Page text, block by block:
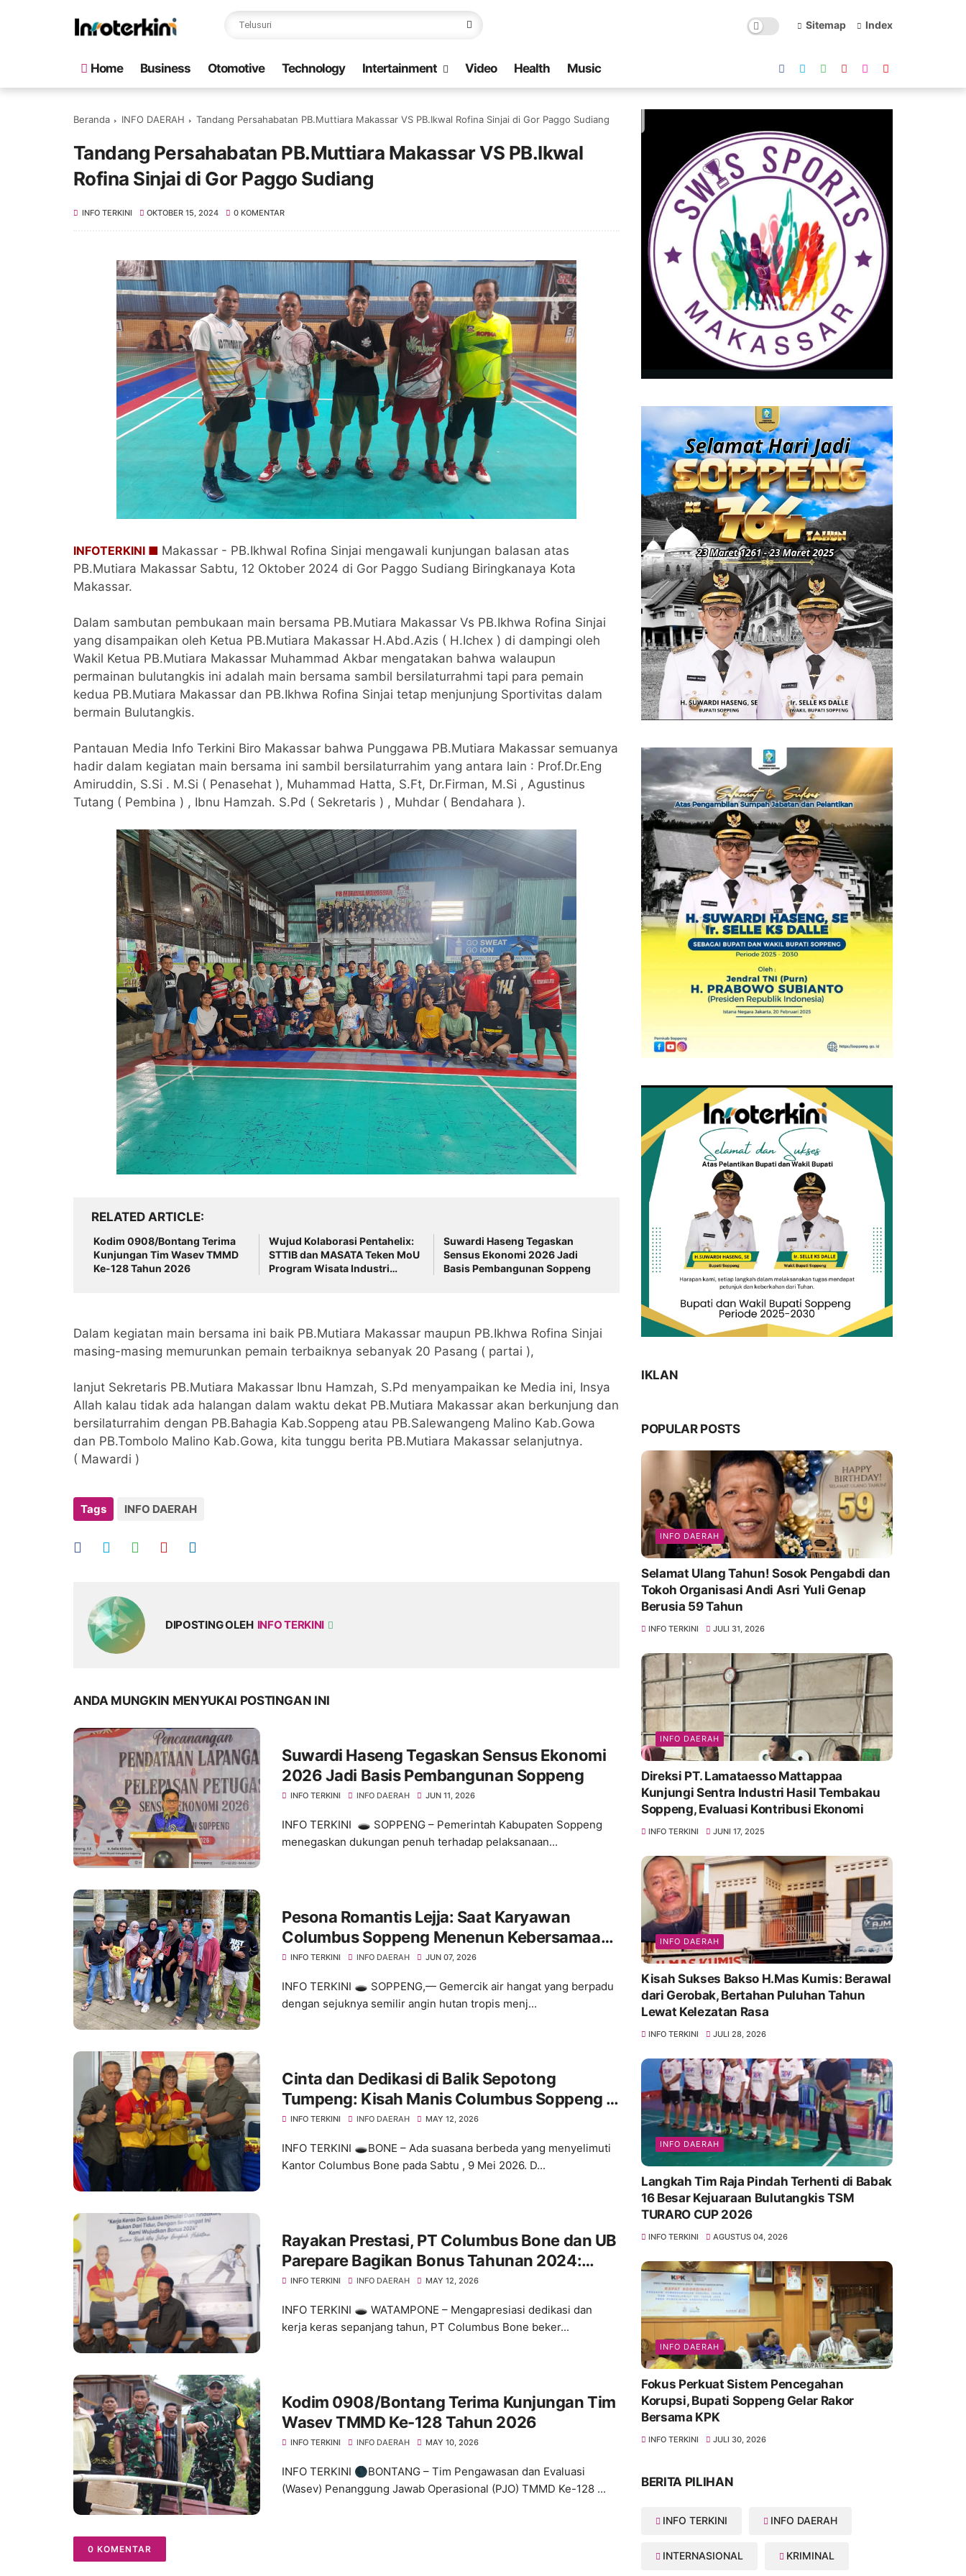
Sitemap Index
Home Business Otomotive Technology Intertainment Video Health Music
Beranda INFO DAERAH Tandang Persahabatan PB.Muttiara Makassar VS PB.Ikwal Rofina Sinjai di Gor Paggo Sudiang
Tandang Persahabatan PB.Muttiara Makassar VS PB.Ikwal
Rofina Sinjai di Gor Paggo Sudiang
INFO TERKINI OKTOBER 15, 2024 0 KOMENTAR
INFOTERKINI ■ Makassar - PB.Ikhwal Rofina Sinjai mengawali kunjungan balasan atas
PB.Mutiara Makassar Sabtu, 12 Oktober 2024 di Gor Paggo Sudiang Biringkanaya Kota
Makassar.
Dalam sambutan pembukaan main bersama PB.Mutiara Makassar Vs PB.Ikhwa Rofina Sinjai
yang disampaikan oleh Ketua PB.Mutiara Makassar H.Abd.Azis ( H.Ichex ) di dampingi oleh
Wakil Ketua PB.Mutiara Makassar Muhammad Akbar mengatakan bahwa walaupun
permainan bulutangkis ini adalah main bersama sambil bersilaturrahmi tapi para pemain
kedua PB.Mutiara Makassar dan PB.Ikhwa Rofina Sinjai tetap menjunjung Sportivitas dalam
bermain Bulutangkis.
Pantauan Media Info Terkini Biro Makassar bahwa Punggawa PB.Mutiara Makassar semuanya
hadir dalam kegiatan main bersama ini sambil bersilaturrahim yang antara lain : Prof.Dr.Eng
Amiruddin, S.Si . M.Si ( Penasehat ), Muhammad Hatta, S.Ft, Dr.Firman, M.Si , Agustinus
Tutang ( Pembina ) , Ibnu Hamzah. S.Pd ( Sekretaris ) , Muhdar ( Bendahara ).
RELATED ARTICLE
Kodim 0908/Bontang Terima
Kunjungan Tim Wasev TMMD
Ke-128 Tahun 2026
Wujud Kolaborasi Pentahelix:
STTIB dan MASATA Teken MoU
Program Wisata Industri
Suwardi Haseng Tegaskan
Sensus Ekonomi 2026 Jadi
Basis Pembangunan Soppeng
Dalam kegiatan main bersama ini baik PB.Mutiara Makassar maupun PB.Ikhwa Rofina Sinjai
masing-masing memurunkan pemain terbaiknya sebanyak 20 Pasang ( partai ),
lanjut Sekretaris PB.Mutiara Makassar Ibnu Hamzah, S.Pd menyampaikan ke Media ini, Insya
Allah kalau tidak ada halangan dalam waktu dekat PB.Mutiara Makassar akan berkunjung dan
bersilaturrahim dengan PB.Bahagia Kab.Soppeng atau PB.Salewangeng Malino Kab.Gowa
dan PB.Tombolo Malino Kab.Gowa, kita tunggu berita PB.Mutiara Makassar selanjutnya.
( Mawardi )
Tags INFO DAERAH
DIPOSTING OLEH INFO TERKINI
ANDA MUNGKIN MENYUKAI POSTINGAN INI
Suwardi Haseng Tegaskan Sensus Ekonomi
2026 Jadi Basis Pembangunan Soppeng
INFO TERKINI INFO DAERAH JUN 11, 2026
INFO TERKINI 🕳️ SOPPENG – Pemerintah Kabupaten Soppeng
menegaskan dukungan penuh terhadap pelaksanaan...
Pesona Romantis Lejja: Saat Karyawan
Columbus Soppeng Menenun Kebersamaan
di Tengah Hangatnya Sumber Mata Air
INFO TERKINI INFO DAERAH JUN 07, 2026
INFO TERKINI 🕳️ ​SOPPENG,— Gemercik air hangat yang berpadu
dengan sejuknya semilir angin hutan tropis menj...
Cinta dan Dedikasi di Balik Sepotong
Tumpeng: Kisah Manis Columbus Soppeng &
Tator di Bone
INFO TERKINI INFO DAERAH MAY 12, 2026
INFO TERKINI 🕳️​BONE – Ada suasana berbeda yang menyelimuti
Kantor Columbus Bone pada Sabtu , 9 Mei 2026. D...
Rayakan Prestasi, PT Columbus Bone dan UB
Parepare Bagikan Bonus Tahunan 2024:
"Sukses Dimulai dari Tindakan!"
INFO TERKINI INFO DAERAH MAY 12, 2026
INFO TERKINI 🕳️ ​WATAMPONE – Mengapresiasi dedikasi dan
kerja keras sepanjang tahun, PT Columbus Bone beker...
Kodim 0908/Bontang Terima Kunjungan Tim
Wasev TMMD Ke-128 Tahun 2026
INFO TERKINI INFO DAERAH MAY 10, 2026
INFO TERKINI 🌑BONTANG – Tim Pengawasan dan Evaluasi
(Wasev) Penanggung Jawab Operasional (PJO) TMMD Ke-128 ...
0 KOMENTAR
IKLAN
POPULAR POSTS
INFO DAERAH
Selamat Ulang Tahun! Sosok Pengabdi dan
Tokoh Organisasi Andi Asri Yuli Genap
Berusia 59 Tahun
INFO TERKINI JULI 31, 2026
INFO DAERAH
Direksi PT. Lamataesso Mattappaa
Kunjungi Sentra Industri Hasil Tembakau
Soppeng, Evaluasi Kontribusi Ekonomi
INFO TERKINI JUNI 17, 2025
INFO DAERAH
Kisah Sukses Bakso H.Mas Kumis: Berawal
dari Gerobak, Bertahan Puluhan Tahun
Lewat Kelezatan Rasa
INFO TERKINI JULI 28, 2026
INFO DAERAH
Langkah Tim Raja Pindah Terhenti di Babak
16 Besar Kejuaraan Bulutangkis TSM
TURARO CUP 2026
INFO TERKINI AGUSTUS 04, 2026
INFO DAERAH
Fokus Perkuat Sistem Pencegahan
Korupsi, Bupati Soppeng Gelar Rakor
Bersama KPK
INFO TERKINI JULI 30, 2026
BERITA PILIHAN
INFO TERKINI INFO DAERAH
INTERNASIONAL KRIMINAL